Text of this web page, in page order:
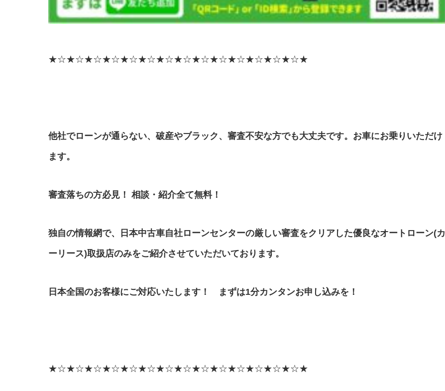
★☆★☆★☆★☆★☆★☆★☆★☆★☆★☆★☆★☆★☆★☆★
他社でローンが通らない、破産やブラック、審査不安な方でも大丈夫です。お車にお乗りいただけ
ます。
審査落ちの方必見！ 相談・紹介全て無料！
独自の情報網で、日本中古車自社ローンセンターの厳しい審査をクリアした優良なオートローン(カ
ーリース)取扱店のみをご紹介させていただいております。
日本全国のお客様にご対応いたします！ まずは1分カンタンお申し込みを！
★☆★☆★☆★☆★☆★☆★☆★☆★☆★☆★☆★☆★☆★☆★